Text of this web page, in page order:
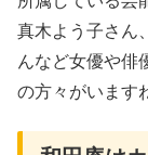
真木よう子さん
んなど女優や俳
の方々がいます